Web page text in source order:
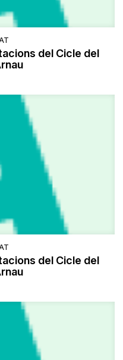
del Cicle del
del Cicle del